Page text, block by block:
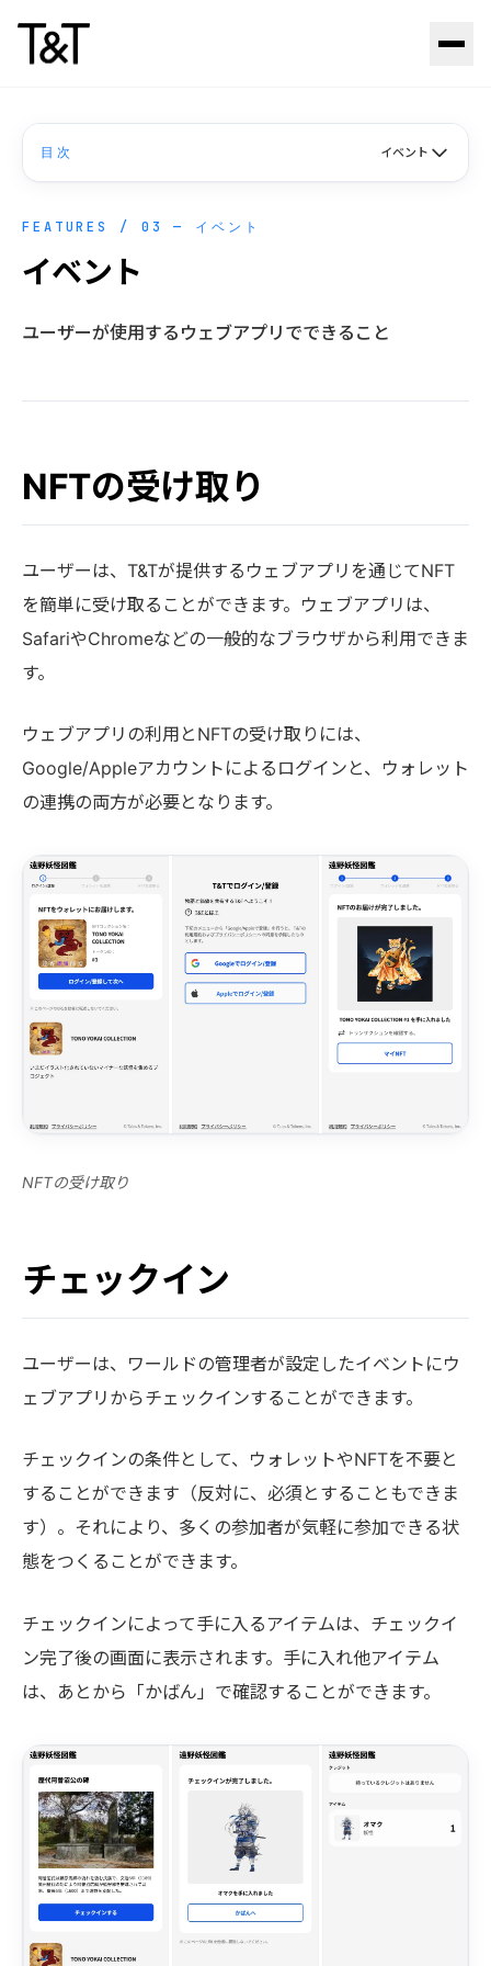
目次 イベント
FEATURES / 03 — イベント
イベント
ユーザーが使用するウェブアプリでできること
NFTの受け取り
ユーザーは、T&Tが提供するウェブアプリを通じてNFT
を簡単に受け取ることができます。ウェブアプリは、
SafariやChromeなどの一般的なブラウザから利用できま
す。
ウェブアプリの利用とNFTの受け取りには、
Google/Appleアカウントによるログインと、ウォレット
の連携の両方が必要となります。
NFTの受け取り
チェックイン
ユーザーは、ワールドの管理者が設定したイベントにウ
ェブアプリからチェックインすることができます。
チェックインの条件として、ウォレットやNFTを不要と
することができます（反対に、必須とすることもできま
す）。それにより、多くの参加者が気軽に参加できる状
態をつくることができます。
チェックインによって手に入るアイテムは、チェックイ
ン完了後の画面に表示されます。手に入れ他アイテム
は、あとから「かばん」で確認することができます。